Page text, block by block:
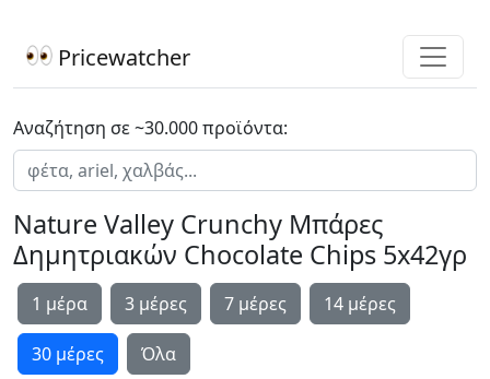
Pricewatcher
Αναζήτηση σε ~30.000 προϊόντα:
Nature Valley Crunchy Μπάρες
Δημητριακών Chocolate Chips 5x42γρ
1 μέρα 3 μέρες 7 μέρες 14 μέρες
30 μέρες Όλα